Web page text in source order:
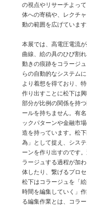
の視点やリサーチよっ
体への寄稿や、レクチ
動の範囲を広げています
本展では、高電圧電流
曲線、絵の具のひび割
動きの痕跡をコラージ
らの自動的なシステム
より着想を得ており、
作り出すことに松下は
部分が比例の関係を持
ールを持ちません。有
ックパターンや金融市
造を持っています。松
為」として捉え、シス
ーンを作り出すのです
ラージュする過程が加
体したり、繋げるプロ
松下はコラージュを「
時間を編集していく」
る編集作業とは、コラ